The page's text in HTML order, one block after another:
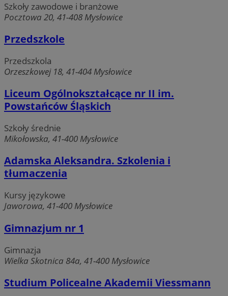
Szkoły zawodowe i branżowe
Pocztowa 20, 41-408 Mysłowice
Przedszkole
Przedszkola
Orzeszkowej 18, 41-404 Mysłowice
Liceum Ogólnokształcące nr II im.
Powstańców Śląskich
Szkoły średnie
Mikołowska, 41-400 Mysłowice
Adamska Aleksandra. Szkolenia i
tłumaczenia
Kursy językowe
Jaworowa, 41-400 Mysłowice
Gimnazjum nr 1
Gimnazja
Wielka Skotnica 84a, 41-400 Mysłowice
Studium Policealne Akademii Viessmann